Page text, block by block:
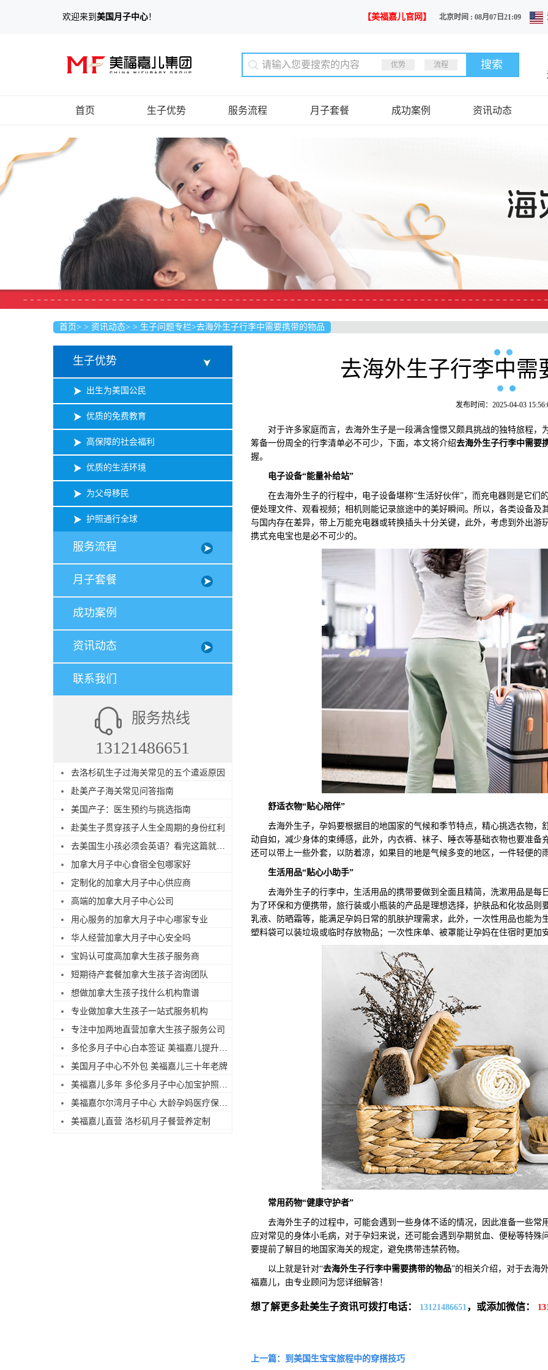
欢迎来到 美国月子中心！ 【美福嘉儿官网】 北京时间 : 08月07日21:09
优势 流程
首页 生子优势 服务流程 月子套餐 成功案例 资讯动态
首页> > 资讯动态> > 生子问题专栏>去海外生子行李中需要携带的物品
生子优势
出生为美国公民
优质的免费教育
高保障的社会福利
优质的生活环境
为父母移民
护照通行全球
服务流程
月子套餐
成功案例
资讯动态
联系我们
服务热线
13121486651
去洛杉矶生子过海关常见的五个遣返原因
赴美产子海关常见问答指南
美国产子：医生预约与挑选指南
赴美生子贯穿孩子人生全周期的身份红利
去美国生小孩必须会英语？看完这篇就不焦虑了
加拿大月子中心食宿全包哪家好
定制化的加拿大月子中心供应商
高端的加拿大月子中心公司
用心服务的加拿大月子中心哪家专业
华人经营加拿大月子中心安全吗
宝妈认可度高加拿大生孩子服务商
短期待产套餐加拿大生孩子咨询团队
想做加拿大生孩子找什么机构靠谱
专业做加拿大生孩子一站式服务机构
专注中加两地直营加拿大生孩子服务公司
多伦多月子中心白本签证 美福嘉儿提升过签
美国月子中心不外包 美福嘉儿三十年老牌
美福嘉儿多年 多伦多月子中心加宝护照续签
美福嘉尔尔湾月子中心 大龄孕妈医疗保障足
美福嘉儿直营 洛杉矶月子餐营养定制
去海外生子行李中需
发布时间：2025-04-03
对于许多家庭而言，去海外生子是一段满含憧憬又颇具挑战的独特旅程，
筹备一份周全的行李清单必不可少，下面，本文将介绍去海外生子行李中需要
握。
电子设备“能量补给站”
在去海外生子的行程中，电子设备堪称“生活好伙伴”，而充电器则是它们
便处理文件、观看视频；相机则能记录旅途中的美好瞬间。所以，各类设备
与国内存在差异，带上万能充电器或转换插头十分关键，此外，考虑到外出
携式充电宝也是必不可少的。
舒适衣物“贴心陪伴”
去海外生子，孕妈要根据目的地国家的气候和季节特点，精心挑选衣物，
动自如，减少身体的束缚感，此外，内衣裤、袜子、睡衣等基础衣物也要准
还可以带上一些外套，以防着凉，如果目的地是气候多变的地区，一件轻便的
生活用品“贴心小助手”
去海外生子的行李中，生活用品的携带要做到全面且精简，洗漱用品是每
为了环保和方便携带，旅行装或小瓶装的产品是理想选择，护肤品和化妆品
乳液、防晒霜等，能满足孕妈日常的肌肤护理需求，此外，一次性用品也能
塑料袋可以装垃圾或临时存放物品；一次性床单、被罩能让孕妈在住宿时更加
常用药物“健康守护者”
去海外生子的过程中，可能会遇到一些身体不适的情况，因此准备一些常
应对常见的身体小毛病，对于孕妇来说，还可能会遇到孕期贫血、便秘等特
要提前了解目的地国家海关的规定，避免携带违禁药物。
以上就是针对“去海外生子行李中需要携带的物品”的相关介绍，对于去海
福嘉儿，由专业顾问为您详细解答！
想了解更多赴美生子资讯可拨打电话： 13121486651，或添加微信：
上一篇：到美国生宝宝旅程中的穿搭技巧